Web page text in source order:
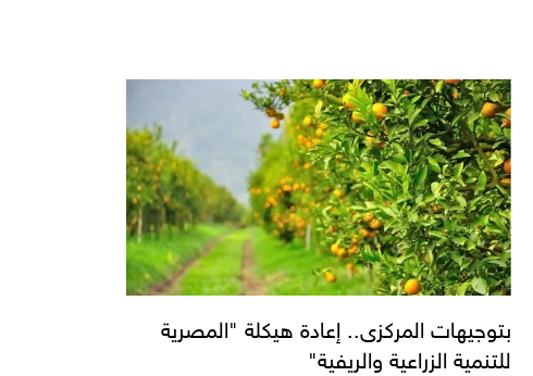
بتوجيهات المركزى.. إعادة هيكلة "المصرية
للتنمية الزراعية والريفية"